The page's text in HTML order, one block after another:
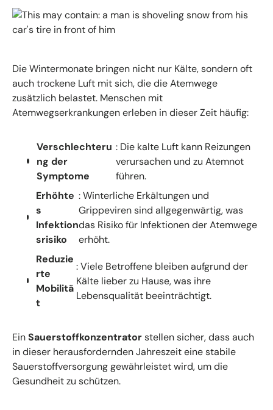
Die Wintermonate bringen nicht nur Kälte, sondern oft
auch trockene Luft mit sich, die die Atemwege
zusätzlich belastet. Menschen mit
Atemwegserkrankungen erleben in dieser Zeit häufig:
Verschlechteru
ng der
Symptome
: Die kalte Luft kann Reizungen
verursachen und zu Atemnot
führen.
Erhöhte
s
Infektion
srisiko
: Winterliche Erkältungen und
Grippeviren sind allgegenwärtig, was
das Risiko für Infektionen der Atemwege
erhöht.
Reduzie
rte
Mobilitä
t
: Viele Betroffene bleiben aufgrund der
Kälte lieber zu Hause, was ihre
Lebensqualität beeinträchtigt.
EinSauerstoffkonzentratorstellen sicher, dass auch
in dieser herausfordernden Jahreszeit eine stabile
Sauerstoffversorgung gewährleistet wird, um die
Gesundheit zu schützen.